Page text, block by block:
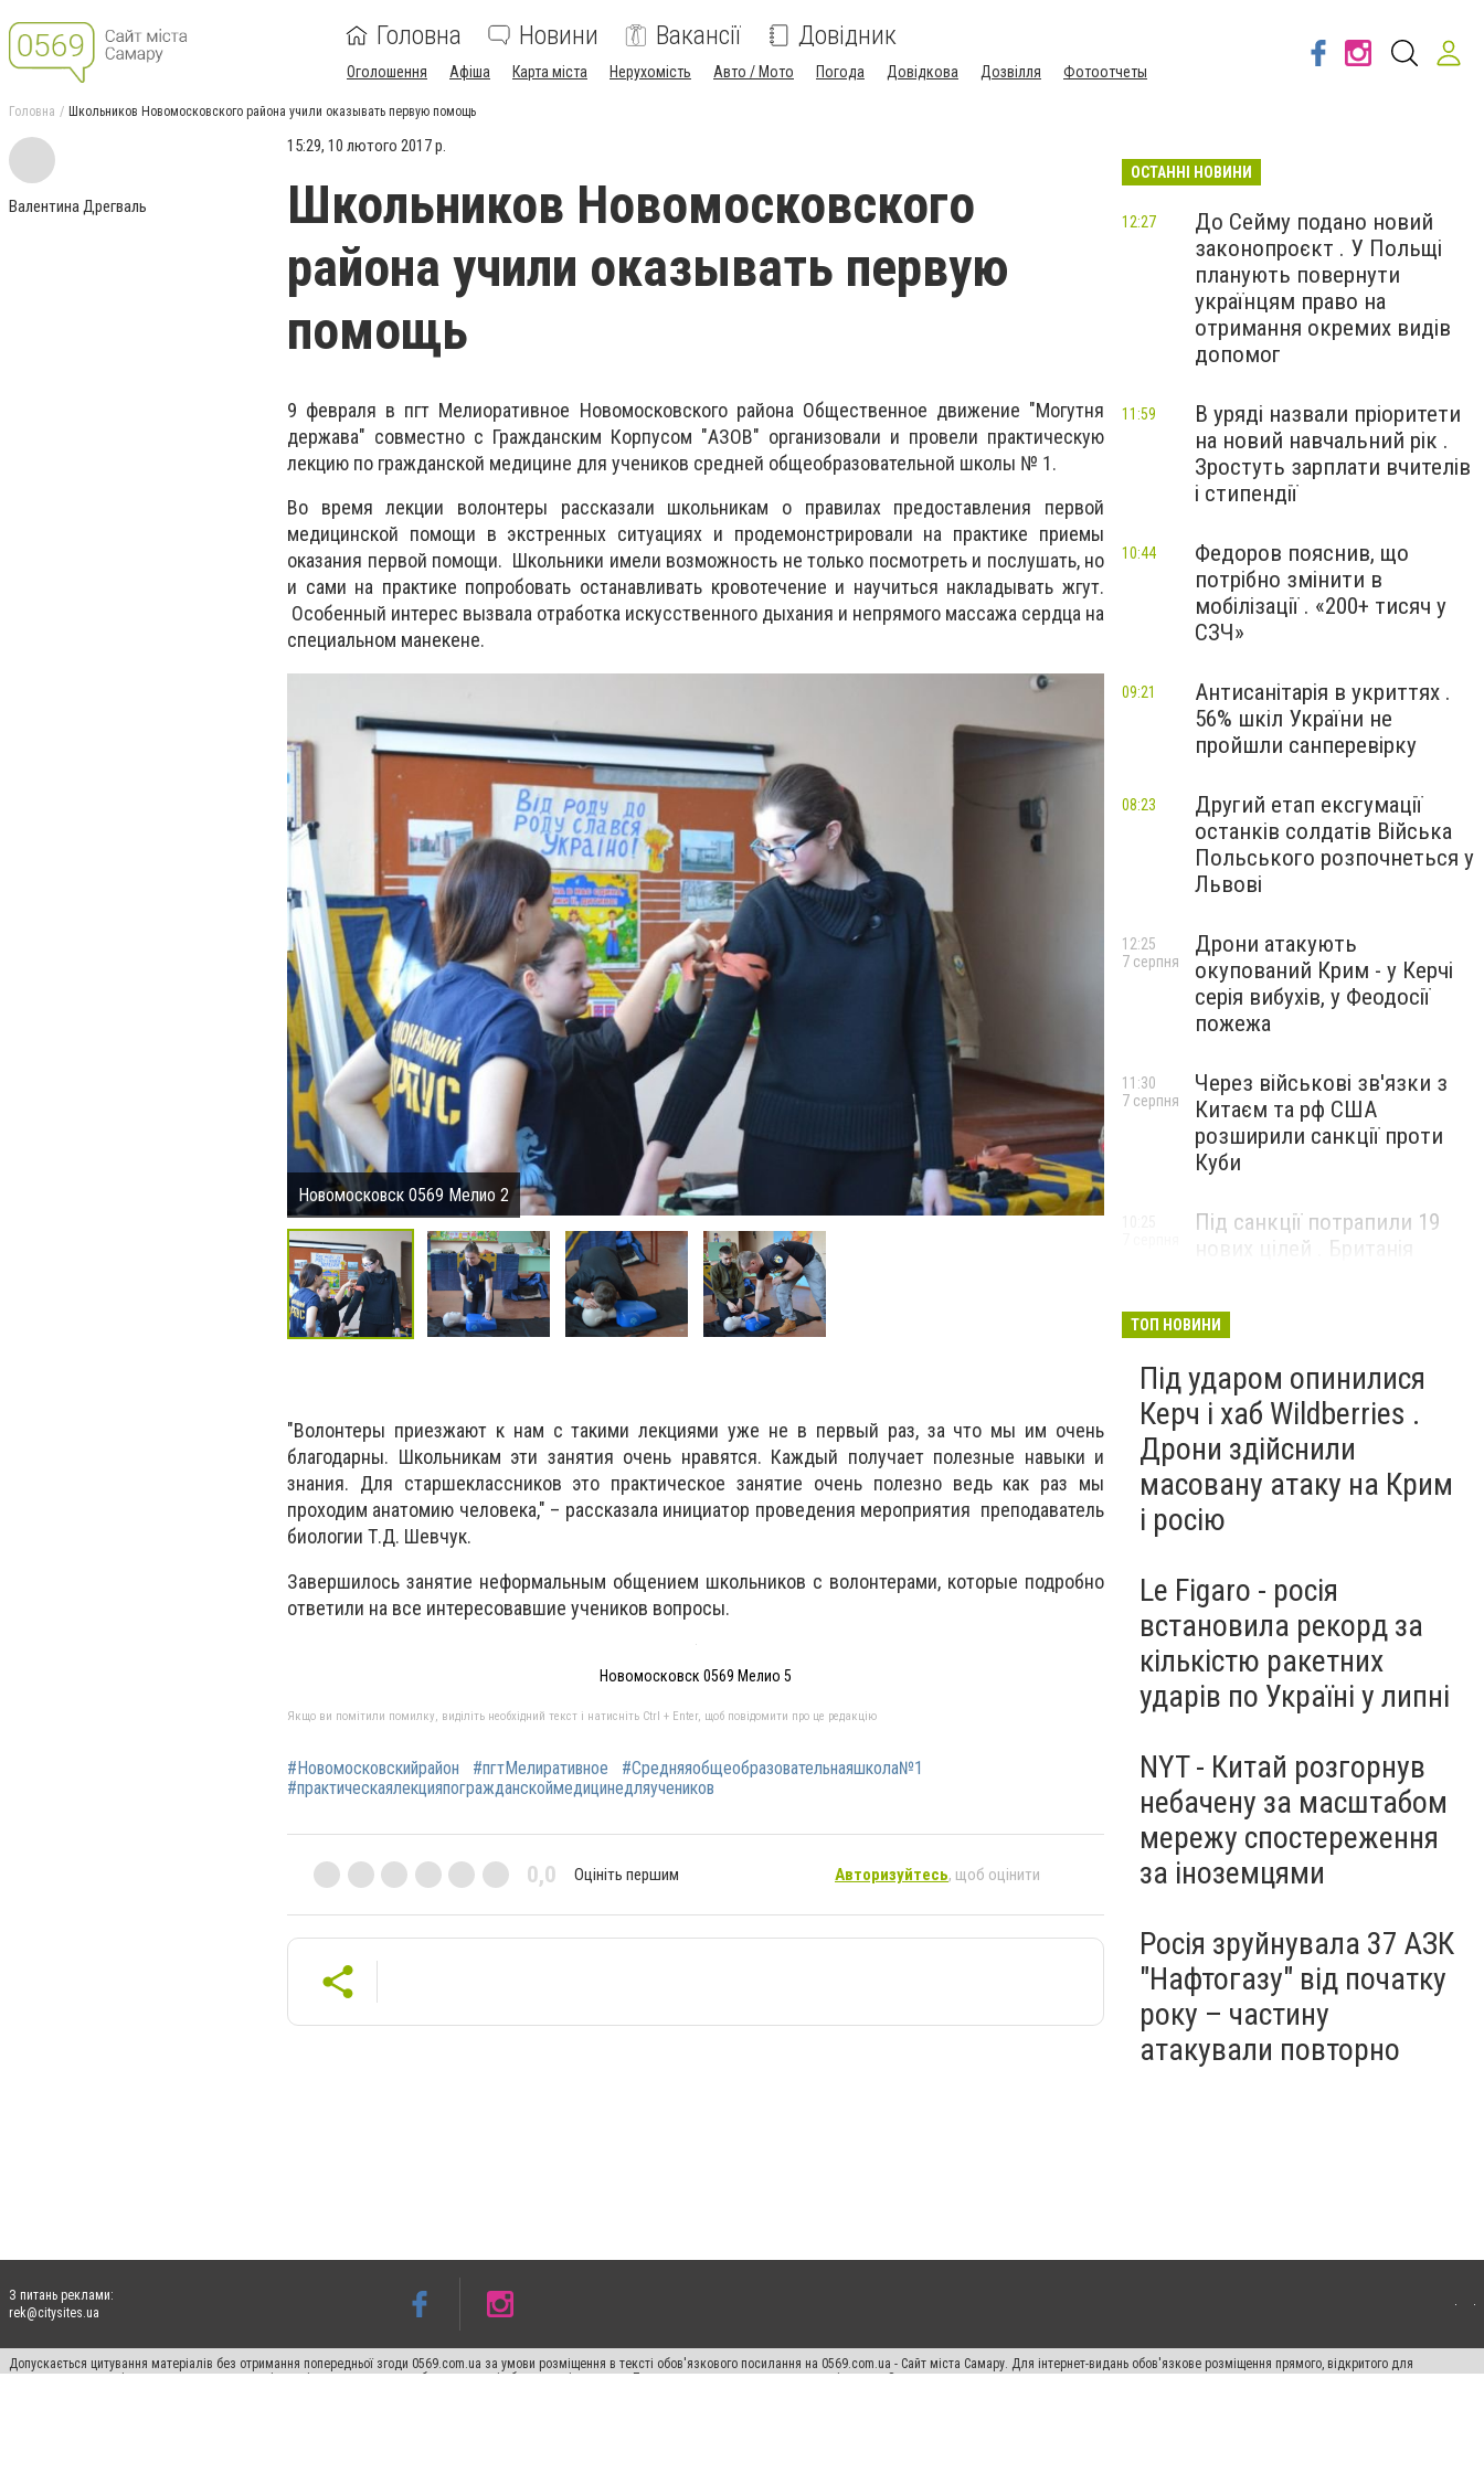
Головна Новини Вакансії Довідник
Оголошення Афіша Карта міста Нерухомість Авто / Мото Погода Довідкова Дозвілля Фотоотчеты
Головна Школьников Новомосковского района учили оказывать первую помощь
Валентина Дрегваль
15:29, 10 лютого 2017 р.
Школьников Новомосковского
района учили оказывать первую
помощь
9 февраля в пгт Мелиоративное Новомосковского района Общественное движение "Могутня
держава" совместно с Гражданским Корпусом "АЗОВ" организовали и провели практическую
лекцию по гражданской медицине для учеников средней общеобразовательной школы № 1.
Во время лекции волонтеры рассказали школьникам о правилах предоставления первой
медицинской помощи в экстренных ситуациях и продемонстрировали на практике приемы
оказания первой помощи. Школьники имели возможность не только посмотреть и послушать, но
и сами на практике попробовать останавливать кровотечение и научиться накладывать жгут.
Особенный интерес вызвала отработка искусственного дыхания и непрямого массажа сердца на
специальном манекене.
Новомосковск 0569 Мелио 2
"Волонтеры приезжают к нам с такими лекциями уже не в первый раз, за что мы им очень
благодарны. Школьникам эти занятия очень нравятся. Каждый получает полезные навыки и
знания. Для старшеклассников это практическое занятие очень полезно ведь как раз мы
проходим анатомию человека," – рассказала инициатор проведения мероприятия преподаватель
биологии Т.Д. Шевчук.
Завершилось занятие неформальным общением школьников с волонтерами, которые подробно
ответили на все интересовавшие учеников вопросы.
Новомосковск 0569 Мелио 5
Якщо ви помітили помилку, виділіть необхідний текст і натисніть Ctrl + Enter, щоб повідомити про це редакцію
#Новомосковскийрайон #пгтМелиративное
#Средняяобщеобразовательнаяшкола№1
#практическаялекцияпогражданскоймедицинедляучеников
0,0 Оцініть першим Авторизуйтесь, щоб оцінити
ОСТАННІ НОВИНИ
До Сейму подано новий
законопроєкт . У Польщі
планують повернути
українцям право на
отримання окремих видів
допомог
12:27
В уряді назвали пріоритети
на новий навчальний рік .
Зростуть зарплати вчителів
і стипендії
11:59
Федоров пояснив, що
потрібно змінити в
мобілізації . «200+ тисяч у
СЗЧ»
10:44
Антисанітарія в укриттях .
56% шкіл України не
пройшли санперевірку
09:21
Другий етап ексгумації
останків солдатів Війська
Польського розпочнеться у
Львові
08:23
Дрони атакують
окупований Крим - у Керчі
серія вибухів, у Феодосії
пожежа
12:25
7 серпня
Через військові зв'язки з
Китаєм та рф США
розширили санкції проти
Куби
11:30
7 серпня
Під санкції потрапили 19
нових цілей . Британія
ТОП НОВИНИ
Під ударом опинилися
Керч і хаб Wildberries .
Дрони здійснили
масовану атаку на Крим
і росію
Le Figaro - росія
встановила рекорд за
кількістю ракетних
ударів по Україні у липні
NYT - Китай розгорнув
небачену за масштабом
мережу спостереження
за іноземцями
Росія зруйнувала 37 АЗК
"Нафтогазу" від початку
року – частину
атакували повторно
З питань реклами:
rek@citysites.ua
Допускається цитування матеріалів без отримання попередньої згоди 0569.com.ua за умови розміщення в тексті обов'язкового посилання на 0569.com.ua - Сайт міста Самару. Для інтернет-видань обов'язкове розміщення прямого, відкритого для
пошукових систем гіперпосилання на цитовані статті не нижче другого абзацу в тексті або в якості джерела. Порушення виняткових прав переслідується Законом.